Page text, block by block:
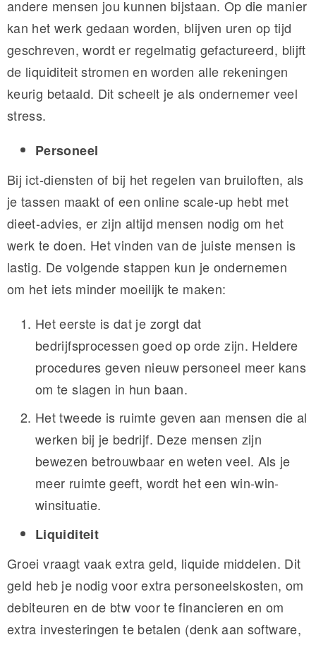
andere mensen jou kunnen bijstaan. Op die manier
kan het werk gedaan worden, blijven uren op tijd
geschreven, wordt er regelmatig gefactureerd, blijft
de liquiditeit stromen en worden alle rekeningen
keurig betaald. Dit scheelt je als ondernemer veel
stress.
Personeel
Bij ict-diensten of bij het regelen van bruiloften, als
je tassen maakt of een online scale-up hebt met
dieet-advies, er zijn altijd mensen nodig om het
werk te doen. Het vinden van de juiste mensen is
lastig. De volgende stappen kun je ondernemen
om het iets minder moeilijk te maken:
Het eerste is dat je zorgt dat
bedrijfsprocessen goed op orde zijn. Heldere
procedures geven nieuw personeel meer kans
om te slagen in hun baan.
Het tweede is ruimte geven aan mensen die al
werken bij je bedrijf. Deze mensen zijn
bewezen betrouwbaar en weten veel. Als je
meer ruimte geeft, wordt het een win-win-
winsituatie.
Liquiditeit
Groei vraagt vaak extra geld, liquide middelen. Dit
geld heb je nodig voor extra personeelskosten, om
debiteuren en de btw voor te financieren en om
extra investeringen te betalen (denk aan software,